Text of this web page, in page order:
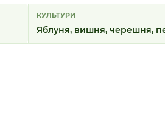
КУЛЬТУРИ
Яблуня, вишня, черешня,